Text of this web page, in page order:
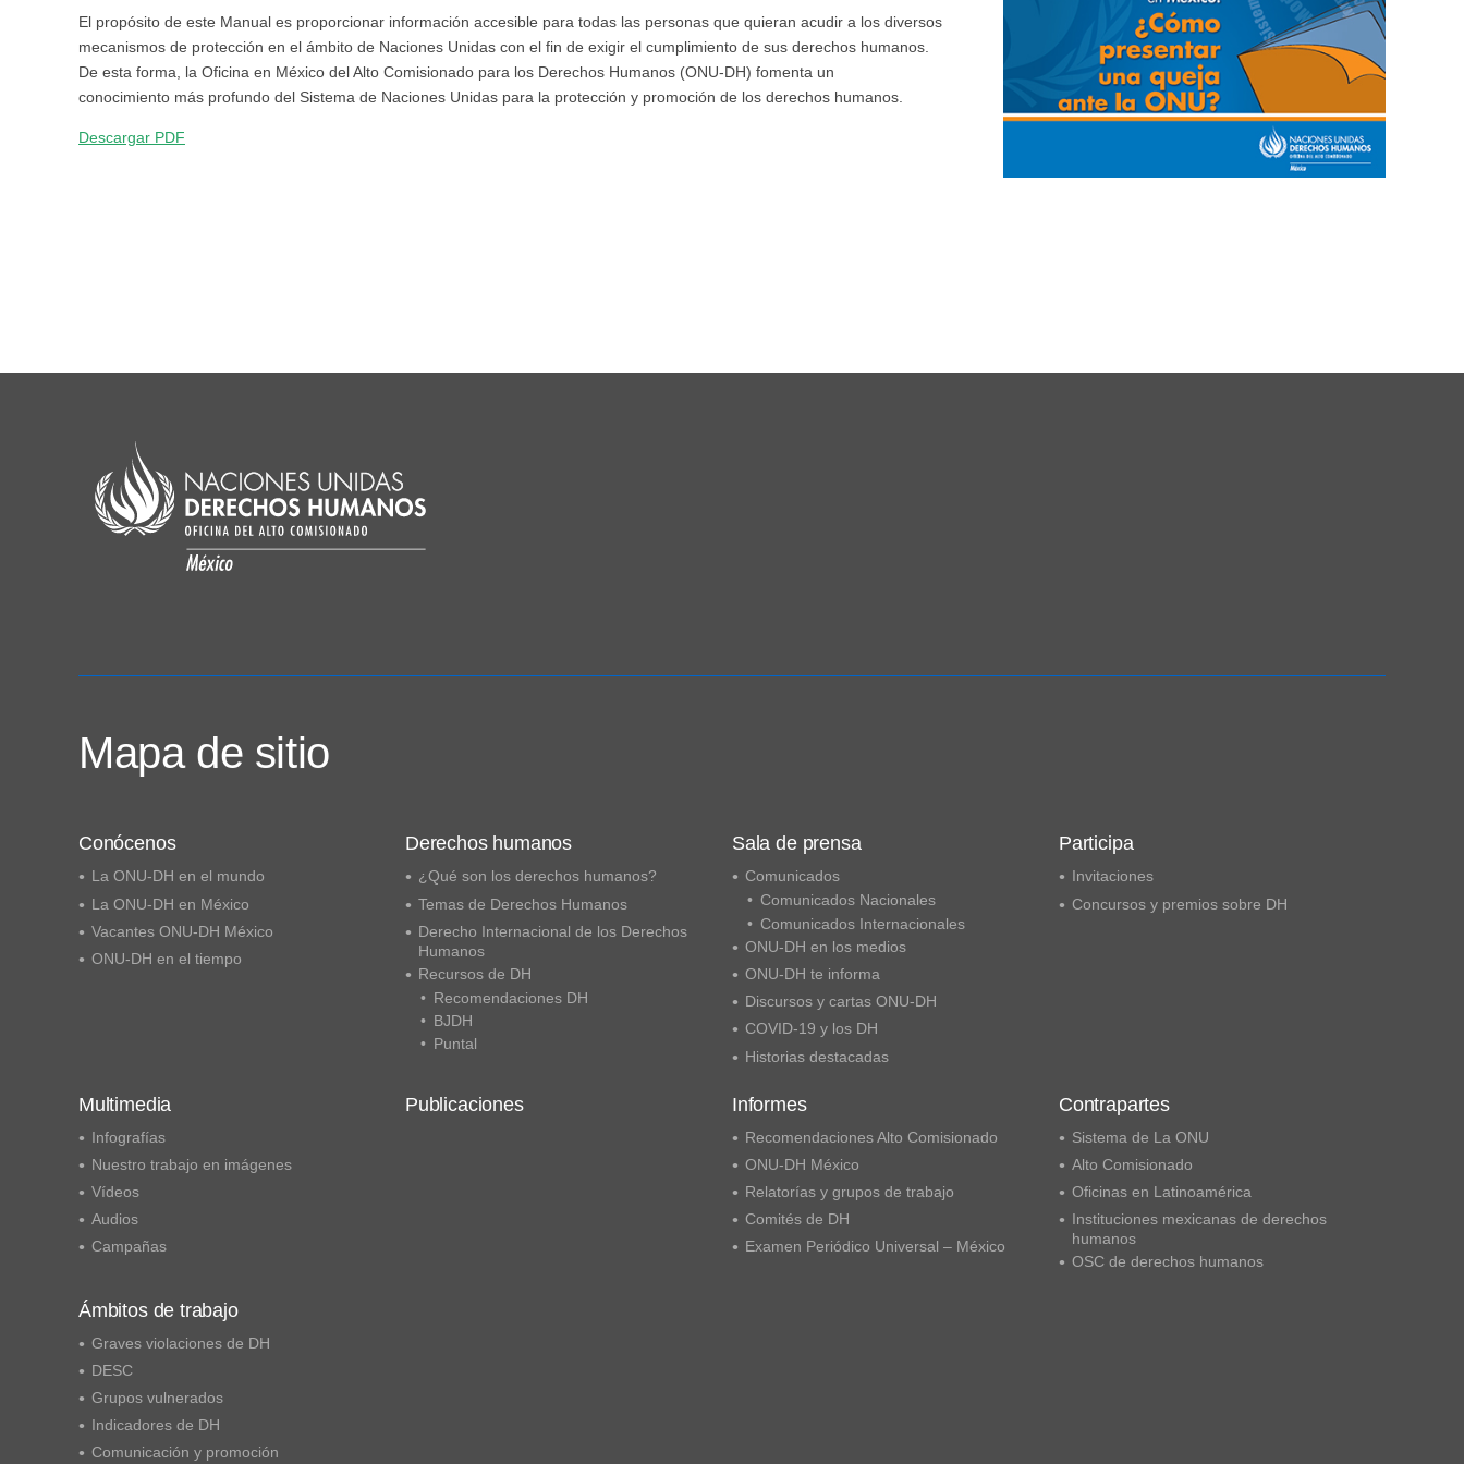
El propósito de este Manual es proporcionar información accesible para todas las personas que quieran acudir a los diversos
mecanismos de protección en el ámbito de Naciones Unidas con el fin de exigir el cumplimiento de sus derechos humanos.
De esta forma, la Oficina en México del Alto Comisionado para los Derechos Humanos (ONU-DH) fomenta un
conocimiento más profundo del Sistema de Naciones Unidas para la protección y promoción de los derechos humanos.
Descargar PDF
Mapa de sitio
Conócenos
La ONU-DH en el mundo
La ONU-DH en México
Vacantes ONU-DH México
ONU-DH en el tiempo
Derechos humanos
¿Qué son los derechos humanos?
Temas de Derechos Humanos
Derecho Internacional de los Derechos
Humanos
Recursos de DH
Recomendaciones DH
BJDH
Puntal
Sala de prensa
Comunicados
Comunicados Nacionales
Comunicados Internacionales
ONU-DH en los medios
ONU-DH te informa
Discursos y cartas ONU-DH
COVID-19 y los DH
Historias destacadas
Participa
Invitaciones
Concursos y premios sobre DH
Multimedia
Infografías
Nuestro trabajo en imágenes
Vídeos
Audios
Campañas
Publicaciones Informes
Recomendaciones Alto Comisionado
ONU-DH México
Relatorías y grupos de trabajo
Comités de DH
Examen Periódico Universal – México
Contrapartes
Sistema de La ONU
Alto Comisionado
Oficinas en Latinoamérica
Instituciones mexicanas de derechos
humanos
OSC de derechos humanos
Ámbitos de trabajo
Graves violaciones de DH
DESC
Grupos vulnerados
Indicadores de DH
Comunicación y promoción